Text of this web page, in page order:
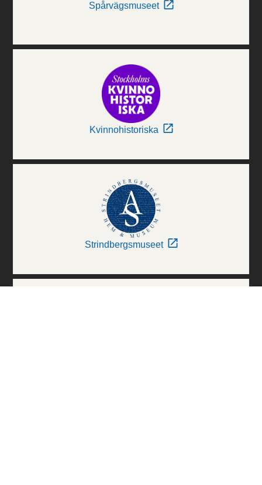
Spårvägsmuseet
Kvinnohistoriska
Strindbergsmuseet